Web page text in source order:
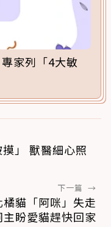
家列「4大敏
」 獸醫細心照
下一篇 →
貓「阿咪」失走
主盼愛貓趕快回家